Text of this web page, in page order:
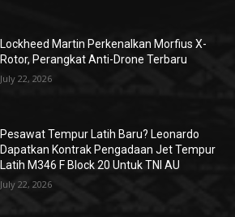
Lockheed Martin Perkenalkan Morfius X-
Rotor, Perangkat Anti-Drone Terbaru
July 22, 2026
Pesawat Tempur Latih Baru? Leonardo
Dapatkan Kontrak Pengadaan Jet Tempur
Latih M346 F Block 20 Untuk TNI AU
July 22, 2026